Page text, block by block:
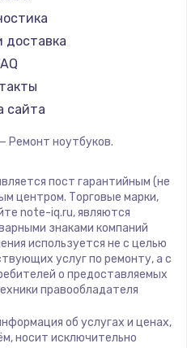
Teclast
CHUWI
Colorful
LG
доставка
сайта
Ремонт ноутбуков.
пост гарантийным (не
центром. Торговые марки,
note-iq.ru, являются
знаками компаний
используется не с целью
услуг по ремонту, а с
о предоставляемых
правообладателя
об услугах и ценах,
носит исключительно